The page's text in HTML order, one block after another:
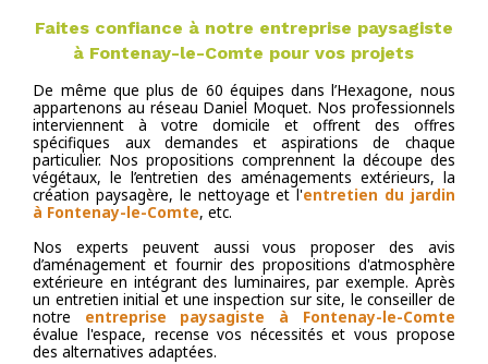
Faites confiance à notre entreprise paysagiste
à Fontenay-le-Comte pour vos projets
De même que plus de 60 équipes dans l’Hexagone, nous
appartenons au réseau Daniel Moquet. Nos professionnels
interviennent à votre domicile et offrent des offres
spécifiques aux demandes et aspirations de chaque
particulier. Nos propositions comprennent la découpe des
végétaux, le l’entretien des aménagements extérieurs, la
création paysagère, le nettoyage et l'entretien du jardin
à Fontenay-le-Comte, etc.
Nos experts peuvent aussi vous proposer des avis
d’aménagement et fournir des propositions d'atmosphère
extérieure en intégrant des luminaires, par exemple. Après
un entretien initial et une inspection sur site, le conseiller de
notre entreprise paysagiste à Fontenay-le-Comte
évalue l'espace, recense vos nécessités et vous propose
des alternatives adaptées.